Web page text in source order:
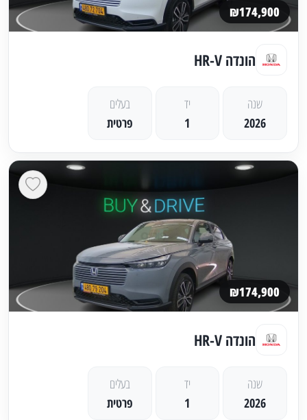
₪174,900
הונדה HR-V
שנה
2026
יד
1
בעלים
פרטית
₪174,900
הונדה HR-V
שנה
2026
יד
1
בעלים
פרטית